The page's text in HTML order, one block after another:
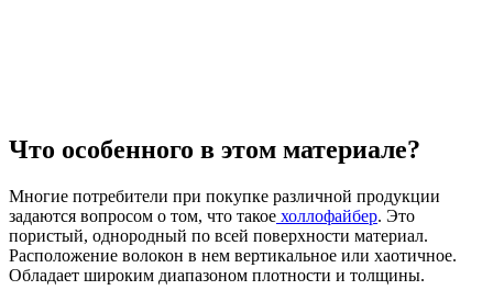
Что особенного в этом материале?
Многие потребители при покупке различной продукции
задаются вопросом о том, что такое холлофайбер. Это
пористый, однородный по всей поверхности материал.
Расположение волокон в нем вертикальное или хаотичное.
Обладает широким диапазоном плотности и толщины.